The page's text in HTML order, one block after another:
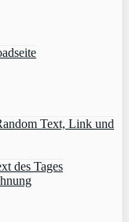
Text, Link und
des Tages